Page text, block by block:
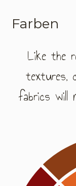
Farben
Like the
textures,
fabrics will